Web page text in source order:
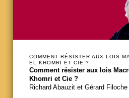
COMMENT RÉSISTER AUX LOIS
EL KHOMRI ET CIE ?
Comment résister aux lois
Khomri et Cie ?
Richard Abauzit et Gérard Filoche